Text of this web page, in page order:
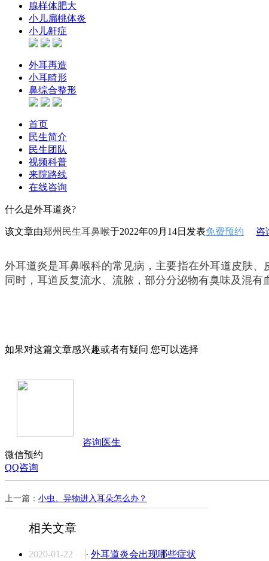
腺样体肥大
小儿扁桃体炎
小儿鼾症
外耳再造
小耳畸形
鼻综合整形
首页
民生简介
民生团队
视频科普
来院路线
在线咨询
什么是外耳道炎?
该文章由郑州民生耳鼻喉于2022年09月14日发表免费预约 咨
外耳道炎是耳鼻喉科的常见病，主要指在外耳道皮肤
同时，耳道反复流水、流脓，部分分泌物有臭味及混有
如果对这篇文章感兴趣或者有疑问 您可以选择
咨询医生
微信预约
QQ咨询
上一篇： 小虫、异物进入耳朵怎么办？
相关文章
2020-01-22 · 外耳道炎会出现哪些症状